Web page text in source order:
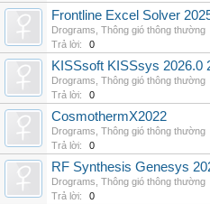
Frontline Excel Solver
Drograms Thông gió thông thường
Trả lời:
0
KISSsoft KISSsys 2026.0
Drograms Thông gió thông thường
Trả lời:
0
CosmothermX2022
Drograms Thông gió thông thường
Trả lời:
0
RF Synthesis Genesys
Drograms Thông gió thông thường
Trả lời:
0